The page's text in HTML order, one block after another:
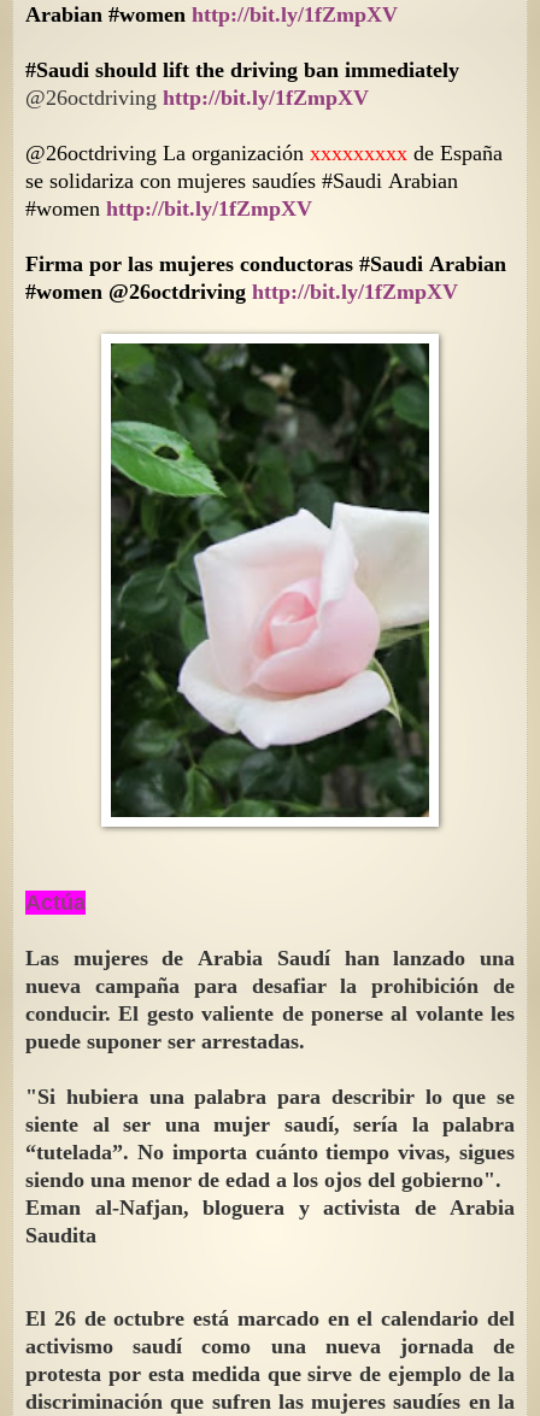
Arabian #women http://bit.ly/1fZmpXV
#Saudi should lift the driving ban immediately
@26octdriving http://bit.ly/1fZmpXV
@26octdriving La organización xxxxxxxxx de España
se solidariza con mujeres saudíes #Saudi Arabian
#women http://bit.ly/1fZmpXV
Firma por las mujeres conductoras #Saudi Arabian
#women @26octdriving http://bit.ly/1fZmpXV
Actúa
Las mujeres de Arabia Saudí han lanzado una
nueva campaña para desafiar la prohibición de
conducir. El gesto valiente de ponerse al volante les
puede suponer ser arrestadas.
"Si hubiera una palabra para describir lo que se
siente al ser una mujer saudí, sería la palabra
“tutelada”. No importa cuánto tiempo vivas, sigues
siendo una menor de edad a los ojos del gobierno".
Eman al-Nafjan, bloguera y activista de Arabia
Saudita
El 26 de octubre está marcado en el calendario del
activismo saudí como una nueva jornada de
protesta por esta medida que sirve de ejemplo de la
discriminación que sufren las mujeres saudíes en la